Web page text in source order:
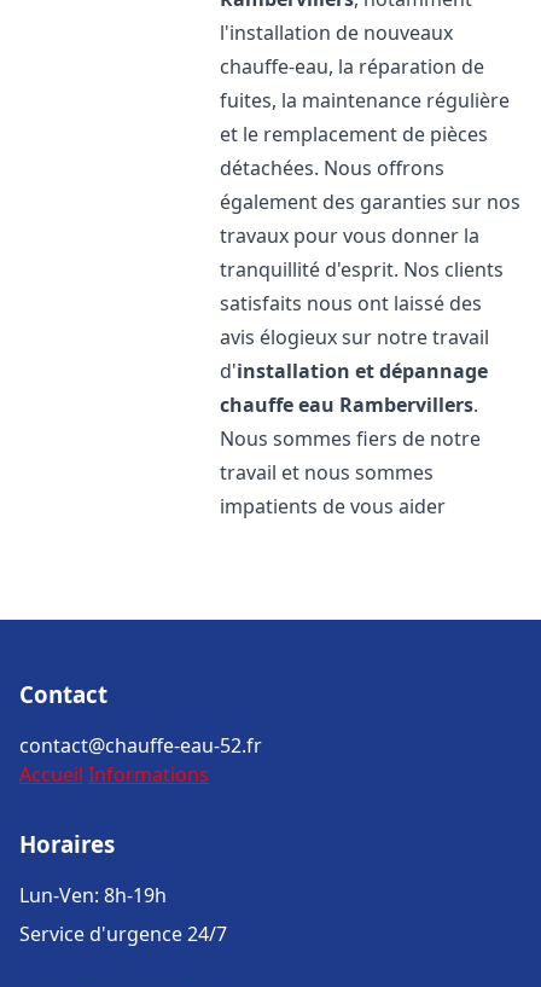
l'installation de nouveaux
chauffe-eau, la réparation de
fuites, la maintenance régulière
et le remplacement de pièces
détachées. Nous offrons
également des garanties sur nos
travaux pour vous donner la
tranquillité d'esprit. Nos clients
satisfaits nous ont laissé des
avis élogieux sur notre travail
d'installation et dépannage
chauffe eau Rambervillers.
Nous sommes fiers de notre
travail et nous sommes
impatients de vous aider
Contact
contact@chauffe-eau-52.fr
Accueil Informations
Horaires
Lun-Ven: 8h-19h
Service d'urgence 24/7